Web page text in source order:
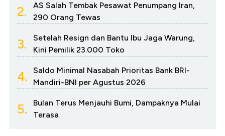
2.
AS Salah Tembak Pesawat Penumpang Iran,
290 Orang Tewas
3.
Setelah Resign dan Bantu Ibu Jaga Warung,
Kini Pemilik 23.000 Toko
4.
Saldo Minimal Nasabah Prioritas Bank BRI-
Mandiri-BNI per Agustus 2026
5.
Bulan Terus Menjauhi Bumi, Dampaknya Mulai
Terasa